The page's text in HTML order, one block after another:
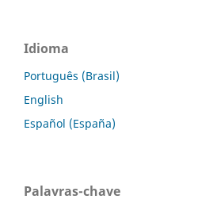
Idioma
Português (Brasil)
English
Español (España)
Palavras-chave